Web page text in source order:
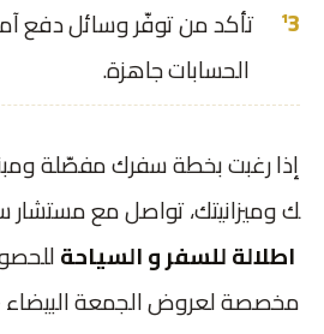
تأكد من توفّر وسائل دفع
الحسابات جاهزة.
إذا رغبت بخطة سفرك مفصّلة
ك وميزانيتك، تواصل مع
اطلالة للسفر و السياحة
مخصصة لعروض الجمعة